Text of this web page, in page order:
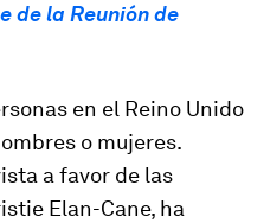
de la Reunión de
en el Reino Unido
o mujeres.
a favor de las
Elan-Cane, ha